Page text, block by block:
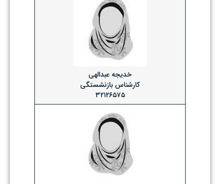
خدیجه عبدالهی
کارشناس بازنشستگی
۳۲۱۲۶۵۷۵